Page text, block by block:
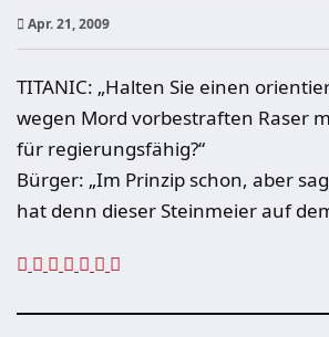
Apr. 21, 2009
TITANIC: „Halten Sie einen
wegen Mord vorbestraften Raser
für regierungsfähig?“
Bürger: „Im Prinzip schon, aber
hat denn dieser Steinmeier auf